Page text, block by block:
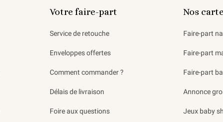
Votre faire-part
Service de retouche
Enveloppes offertes
Comment commander ?
Délais de livraison
Foire aux questions
Nos
Faire-part
Faire-part
Faire-part
Annonce
Jeux baby